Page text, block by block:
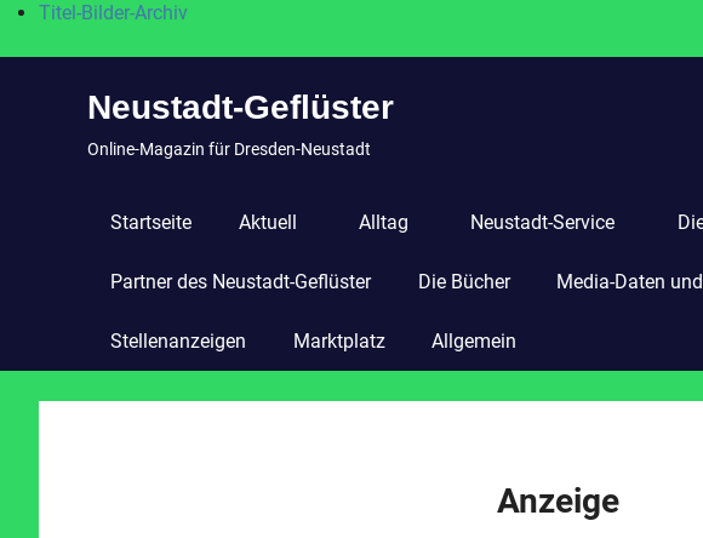
Titel-Bilder-Archiv
Neustadt-Geflüster
Online-Magazin für Dresden-Neustadt
Startseite Aktuell Alltag Neustadt-Service
Partner des Neustadt-Geflüster Die Bücher Media-Daten
Stellenanzeigen Marktplatz Allgemein
Anzeige